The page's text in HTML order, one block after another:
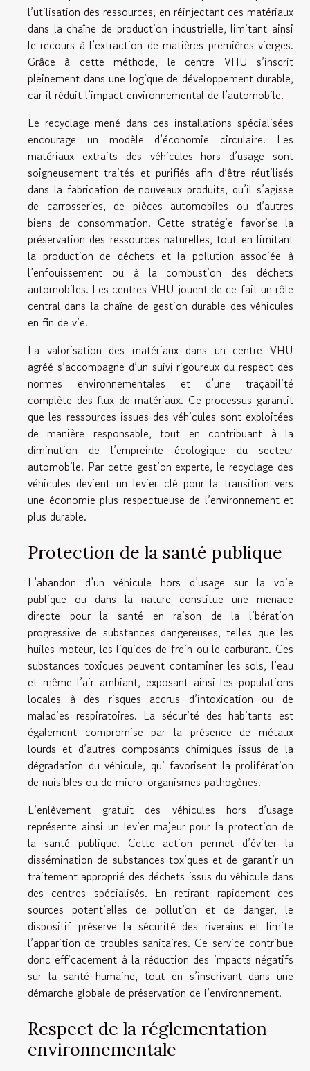
l’utilisation des ressources, en réinjectant ces matériaux
dans la chaîne de production industrielle, limitant ainsi
le recours à l’extraction de matières premières vierges.
Grâce à cette méthode, le centre VHU s’inscrit
pleinement dans une logique de développement durable,
car il réduit l’impact environnemental de l’automobile.
Le recyclage mené dans ces installations spécialisées
encourage un modèle d’économie circulaire. Les
matériaux extraits des véhicules hors d’usage sont
soigneusement traités et purifiés afin d’être réutilisés
dans la fabrication de nouveaux produits, qu’il s’agisse
de carrosseries, de pièces automobiles ou d’autres
biens de consommation. Cette stratégie favorise la
préservation des ressources naturelles, tout en limitant
la production de déchets et la pollution associée à
l’enfouissement ou à la combustion des déchets
automobiles. Les centres VHU jouent de ce fait un rôle
central dans la chaîne de gestion durable des véhicules
en fin de vie.
La valorisation des matériaux dans un centre VHU
agréé s’accompagne d’un suivi rigoureux du respect des
normes environnementales et d’une traçabilité
complète des flux de matériaux. Ce processus garantit
que les ressources issues des véhicules sont exploitées
de manière responsable, tout en contribuant à la
diminution de l’empreinte écologique du secteur
automobile. Par cette gestion experte, le recyclage des
véhicules devient un levier clé pour la transition vers
une économie plus respectueuse de l’environnement et
plus durable.
Protection de la santé publique
L’abandon d’un véhicule hors d’usage sur la voie
publique ou dans la nature constitue une menace
directe pour la santé en raison de la libération
progressive de substances dangereuses, telles que les
huiles moteur, les liquides de frein ou le carburant. Ces
substances toxiques peuvent contaminer les sols, l’eau
et même l’air ambiant, exposant ainsi les populations
locales à des risques accrus d’intoxication ou de
maladies respiratoires. La sécurité des habitants est
également compromise par la présence de métaux
lourds et d’autres composants chimiques issus de la
dégradation du véhicule, qui favorisent la prolifération
de nuisibles ou de micro-organismes pathogènes.
L’enlèvement gratuit des véhicules hors d’usage
représente ainsi un levier majeur pour la protection de
la santé publique. Cette action permet d’éviter la
dissémination de substances toxiques et de garantir un
traitement approprié des déchets issus du véhicule dans
des centres spécialisés. En retirant rapidement ces
sources potentielles de pollution et de danger, le
dispositif préserve la sécurité des riverains et limite
l’apparition de troubles sanitaires. Ce service contribue
donc efficacement à la réduction des impacts négatifs
sur la santé humaine, tout en s’inscrivant dans une
démarche globale de préservation de l’environnement.
Respect de la réglementation
environnementale